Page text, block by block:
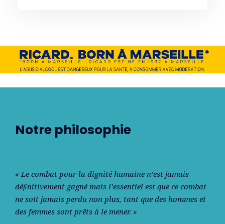
Notre philosophie
« Le combat pour la dignité humaine n’est jamais
déﬁnitivement gagné mais l’essentiel est que ce combat
ne soit jamais perdu non plus, tant que des hommes et
des femmes sont prêts à le mener. »